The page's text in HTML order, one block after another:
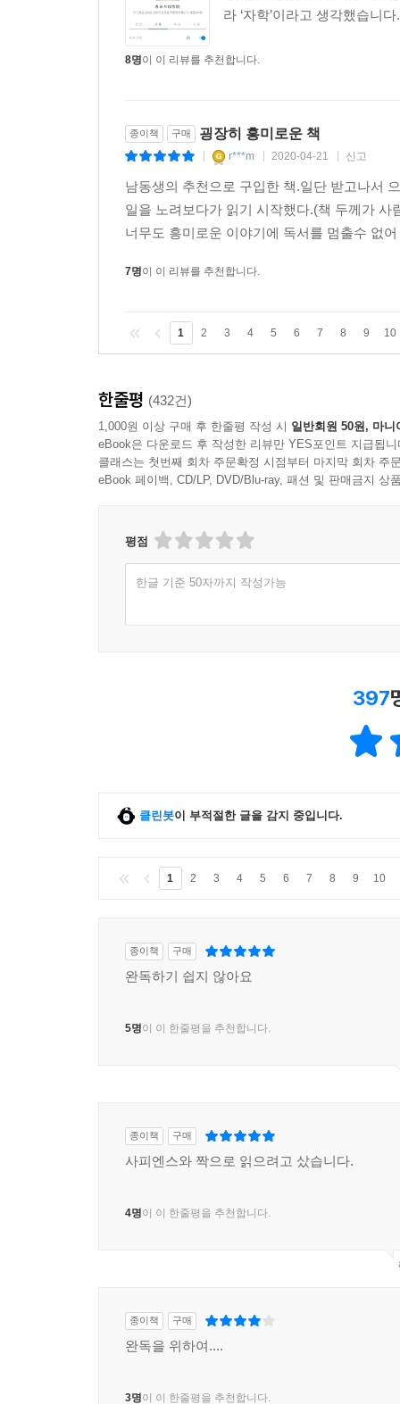
라 ‘자학’이라고 생각했습니
8명이 이 리뷰를 추천합니다.
종이책 구매 굉장히 흥미로운 책
r***m 2020-04-21 신고
남동생의 추천으로 구입한 책.일단 받고나서
일을 노려보다가 읽기 시작했다.(책 두께가
너무도 흥미로운 이야기에 독서를 멈출수 없
7명이 이 리뷰를 추천합니다.
1 2 3 4 5 6 7 8 9 10
한줄평 (432건)
1,000원 이상 구매 후 한줄평 작성 시 일반회원 50원, 마니
eBook은 다운로드 후 작성한 리뷰만 YES포인트 지급됩니
클래스는 첫번째 회차 주문확정 시점부터 마지막 회차 주
eBook 페이백, CD/LP, DVD/Blu-ray, 패션 및 판매금지 상
평점
한글 기준 50자까지 작성가능
397
클린봇이 부적절한 글을 감지 중입니다.
1 2 3 4 5 6 7 8 9 10
종이책 구매
완독하기 쉽지 않아요
5명이 이 한줄평을 추천합니다.
종이책 구매
사피엔스와 짝으로 읽으려고 샀습니다.
4명이 이 한줄평을 추천합니다.
종이책 구매
완독을 위하여....
3명이 이 한줄평을 추천합니다.